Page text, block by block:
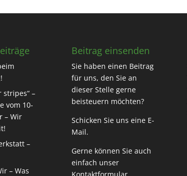
stripes“ –
vom 10-
– Wir
–
– Was
Beitrag einsenden
Sie haben einen Beitrag
für uns, den Sie an
dieser Stelle gerne
beisteuern möchten?
Schicken Sie uns eine E-
Mail.
Gerne können Sie auch
einfach unser